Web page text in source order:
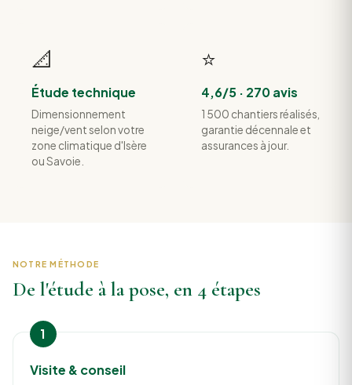
📐
Étude technique
Dimensionnement
neige/vent selon votre
zone climatique d'Isère
ou Savoie.
⭐
4,6/5 · 270 avis
1 500 chantiers réalisés,
garantie décennale et
assurances à jour.
NOTRE MÉTHODE
De l'étude à la pose, en 4 étapes
Visite & conseil